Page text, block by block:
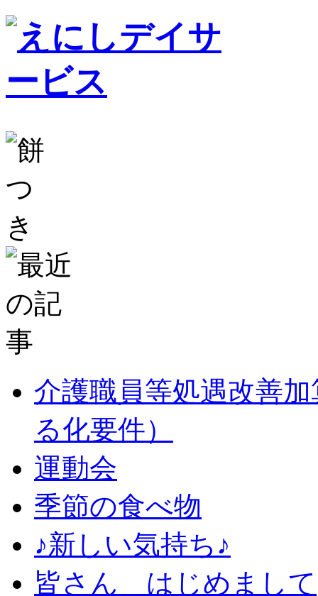
介護職員等処遇改善
る化要件）
運動会
季節の食べ物
♪新しい気持ち♪
皆さん はじめまして